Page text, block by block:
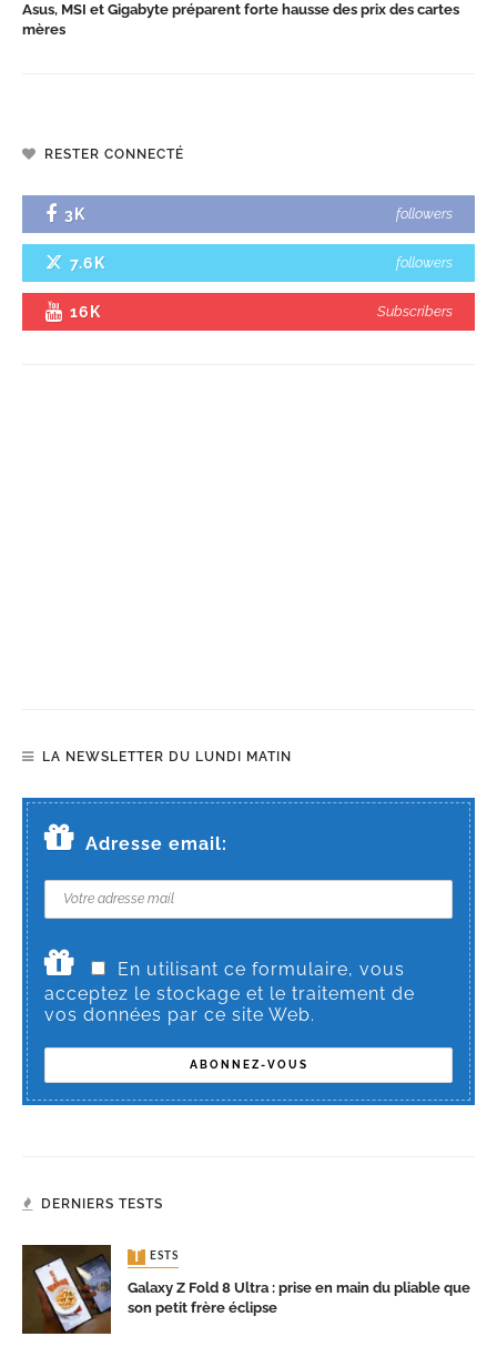
Asus, MSI et Gigabyte préparent forte hausse des prix des cartes
mères
RESTER CONNECTÉ
3K followers
7.6K followers
16K Subscribers
LA NEWSLETTER DU LUNDI MATIN
Adresse email:
En utilisant ce formulaire, vous
acceptez le stockage et le traitement de
vos données par ce site Web.
DERNIERS TESTS
TESTS
Galaxy Z Fold 8 Ultra : prise en main du pliable que
son petit frère éclipse